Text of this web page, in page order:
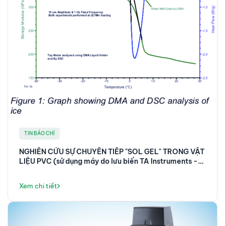
TIN BÁO CHÍ
NGHIÊN CỨU SỰ CHUYỂN TIẾP "SOL GEL" TRONG VẬT
LIỆU PVC (sử dụng máy do lưu biến TA Instruments -
Xem chi tiết